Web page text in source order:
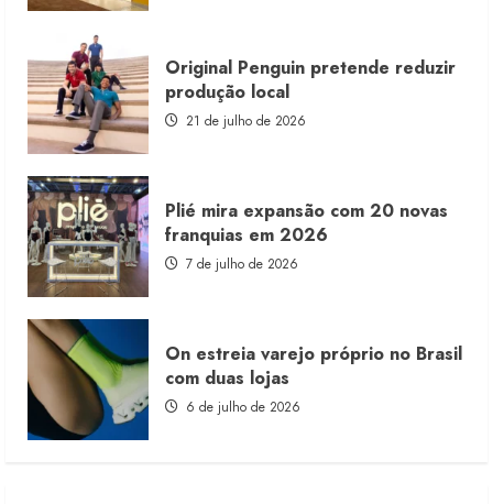
Original Penguin pretende reduzir
produção local
21 de julho de 2026
Plié mira expansão com 20 novas
franquias em 2026
7 de julho de 2026
On estreia varejo próprio no Brasil
com duas lojas
6 de julho de 2026